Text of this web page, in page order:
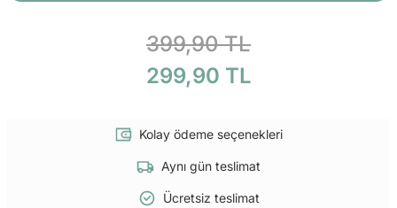
399,90 TL
299,90 TL
Kolay ödeme seçenekleri
Aynı gün teslimat
Ücretsiz teslimat